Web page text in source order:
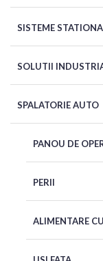
SISTEME
SOLUTII
SPALATORIE AUTO
PANOU DE
PERII
ALIMENTARE